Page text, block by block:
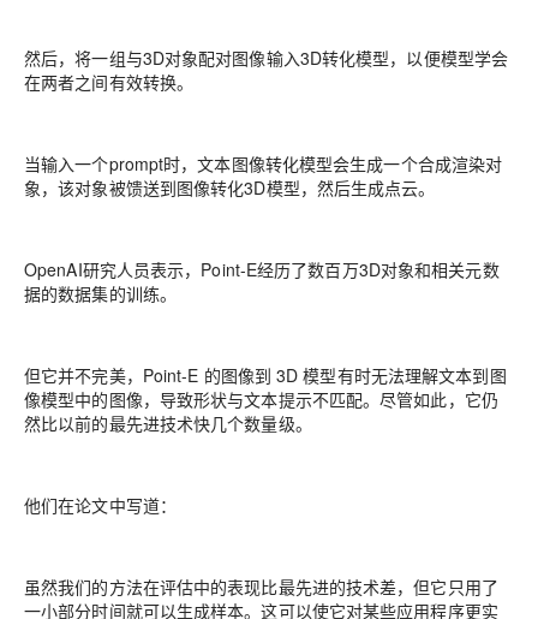
然后，将一组与3D对象配对图像输入3D转化模型，以便模型学会
在两者之间有效转换。
当输入一个prompt时，文本图像转化模型会生成一个合成渲染对
象，该对象被馈送到图像转化3D模型，然后生成点云。
OpenAI研究人员表示，Point-E经历了数百万3D对象和相关元数
据的数据集的训练。
但它并不完美，Point-E 的图像到 3D 模型有时无法理解文本到图
像模型中的图像，导致形状与文本提示不匹配。尽管如此，它仍
然比以前的最先进技术快几个数量级。
他们在论文中写道：
虽然我们的方法在评估中的表现比最先进的技术差，但它只用了
一小部分时间就可以生成样本。这可以使它对某些应用程序更实